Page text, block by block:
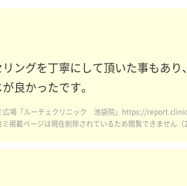
ングを丁寧にして頂いた事もあ
良かったです。
広場「ルーチェクリニック 池袋院」https://
掲載ページは現在削除されているため閲覧できません（